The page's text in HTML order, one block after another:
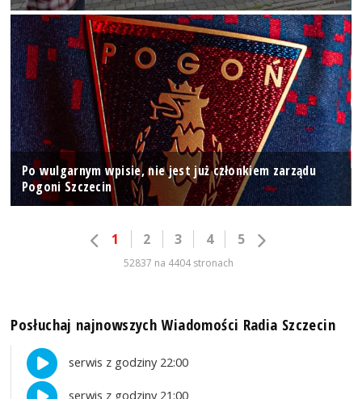
Po wulgarnym wpisie, nie jest już członkiem zarządu
Pogoni Szczecin
1 2 3 4 5
52837 na 4404 stronach
Posłuchaj najnowszych Wiadomości Radia Szczecin
serwis z godziny 22:00
serwis z godziny 21:00